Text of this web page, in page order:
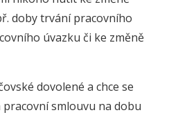
doby trvání pracovního
úvazku či ke změně
dovolené a chce se
smlouvu na dobu